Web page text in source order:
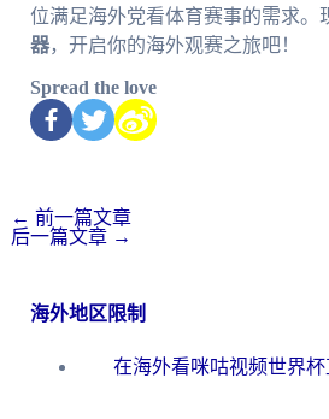
位满足海外党看体育赛事的需求。
器，开启你的海外观赛之旅吧！
Spread the love
← 前一篇文章
后一篇文章 →
海外地区限制